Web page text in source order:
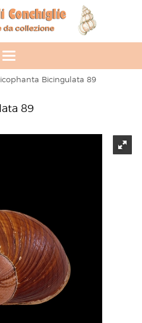
Toggle
navigation
Bicingulata 89
89